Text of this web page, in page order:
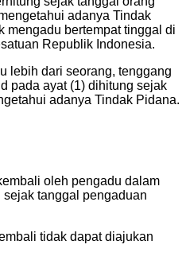
adanya Tindak
mengadu bertempat tinggal di
Republik Indonesia.
lebih dari seorang, tenggang
pada ayat (1) dihitung sejak
adanya Tindak Pidana.
oleh pengadu dalam
tanggal pengaduan
tidak dapat diajukan